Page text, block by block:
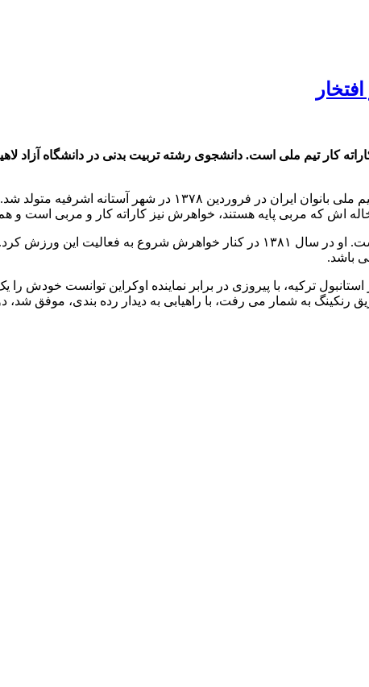
اش که مربی پایه هستند، خواهرش نیز کاراته کار و مربی است و
باشد.
با راهیابی به دیدار رده بندی، موفق شد، دومین سهمیه المپیک ۲۰۲۰ کاراته ایران را در بخش